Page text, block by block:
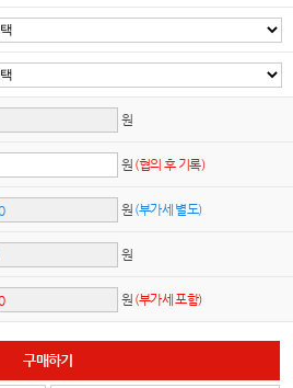
원
원 (협의 후 기록)
원 (부가세 별도)
원
원 (부가세 포함)
구매하기